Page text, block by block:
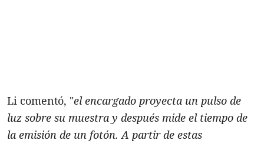
Li comentó, "el encargado proyecta un pulso de
luz sobre su muestra y después mide el tiempo de
la emisión de un fotón. A partir de estas